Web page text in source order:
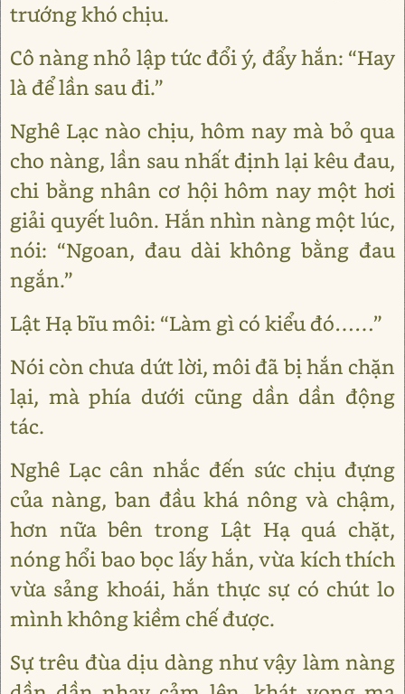
trướng khó chịu.
Cô nàng nhỏ lập tức đổi ý, đẩy hắn: “Hay
là để lần sau đi.”
Nghê Lạc nào chịu, hôm nay mà bỏ qua
cho nàng, lần sau nhất định lại kêu đau,
chi bằng nhân cơ hội hôm nay một hơi
giải quyết luôn. Hắn nhìn nàng một lúc,
nói: “Ngoan, đau dài không bằng đau
ngắn.”
Lật Hạ bĩu môi: “Làm gì có kiểu đó……”
Nói còn chưa dứt lời, môi đã bị hắn chặn
lại, mà phía dưới cũng dần dần động
tác.
Nghê Lạc cân nhắc đến sức chịu đựng
của nàng, ban đầu khá nông và chậm,
hơn nữa bên trong Lật Hạ quá chặt,
nóng hổi bao bọc lấy hắn, vừa kích thích
vừa sảng khoái, hắn thực sự có chút lo
mình không kiềm chế được.
Sự trêu đùa dịu dàng như vậy làm nàng